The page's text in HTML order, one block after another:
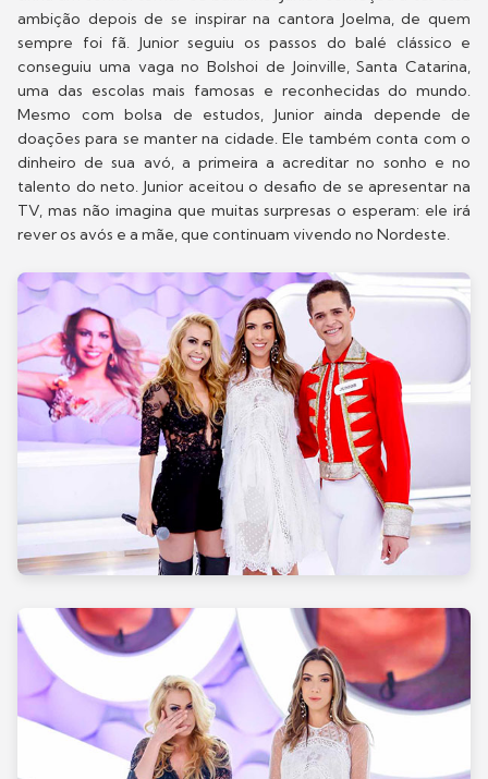
ambição depois de se inspirar na cantora Joelma, de quem
sempre foi fã. Junior seguiu os passos do balé clássico e
conseguiu uma vaga no Bolshoi de Joinville, Santa Catarina,
uma das escolas mais famosas e reconhecidas do mundo.
Mesmo com bolsa de estudos, Junior ainda depende de
doações para se manter na cidade. Ele também conta com o
dinheiro de sua avó, a primeira a acreditar no sonho e no
talento do neto. Junior aceitou o desafio de se apresentar na
TV, mas não imagina que muitas surpresas o esperam: ele irá
rever os avós e a mãe, que continuam vivendo no Nordeste.